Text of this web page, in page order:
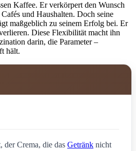
Kaffee. Er verkörpert den Wunsch
und Haushalten. Doch seine
maßgeblich zu seinem Erfolg bei. Er
Diese Flexibilität macht ihn
darin, die Parameter –
hält.
der Crema, die das Getränk nicht